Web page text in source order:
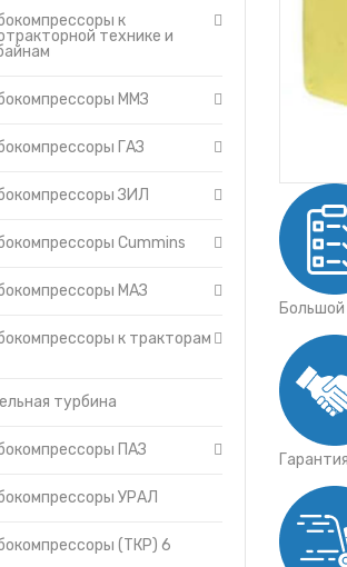
капота
компании
Турбокомпрессоры ПАЗ
к
технике и
ММЗ
ГАЗ
ЗИЛ
Cummins
МАЗ
к тракторам
турбина
ПАЗ
УРАЛ
(ТКР) 6
Гарантия